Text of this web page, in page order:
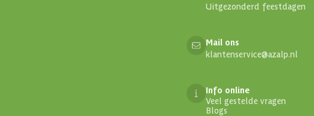
Uitgezonderd feestdagen
Mail ons
klantenservice@azalp.nl
Info online
Veel gestelde vragen
Blogs